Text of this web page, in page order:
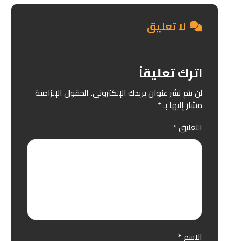
لا تعليق
اترك تعليقاً
لن يتم نشر عنوان بريدك الإلكتروني. الحقول الإلزامية
مشار إليها بـ*
التعليق*
الاسم*